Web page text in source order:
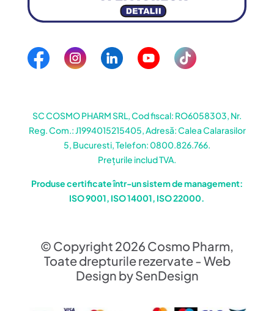
SC COSMO PHARM SRL, Cod fiscal: RO6058303, Nr.
Reg. Com.: J1994015215405, Adresă: Calea Calarasilor
5, Bucuresti, Telefon: 0800.826.766.
Prețurile includ TVA.
Produse certificate într-un sistem de management:
ISO 9001, ISO 14001, ISO 22000.
© Copyright 2026 Cosmo Pharm,
Toate drepturile rezervate - Web
Design by SenDesign